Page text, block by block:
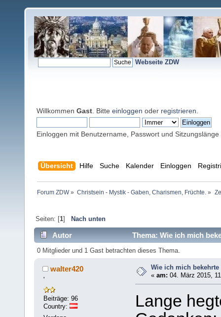
Webseite ZDW
Willkommen Gast . Bitte einloggen oder registrieren
Einloggen mit Benutzername, Passwort und Sitzungslänge
Übersicht Hilfe Suche Kalender Einloggen
Forum ZDW» Christsein - Mystik - Gaben, Charismen, Früchte. »
Seiten: [1] Nach unten
Autor Thema: Wie ich mich
0 Mitglieder und 1 Gast betrachten dieses Thema.
walter420
'
Beiträge: 96
Country:
Wie ich mich bekehrte
«am: 04. März 2015,
Lange